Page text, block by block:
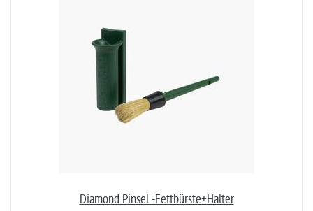
Diamond Pinsel -Fettbürste+Halter